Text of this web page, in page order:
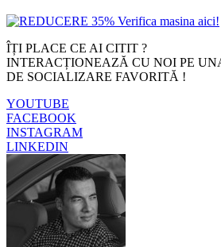
ÎȚI PLACE CE AI CITIT ?
INTERACȚIONEAZĂ CU NOI PE
DE SOCIALIZARE FAVORITĂ !
YOUTUBE
FACEBOOK
INSTAGRAM
LINKEDIN